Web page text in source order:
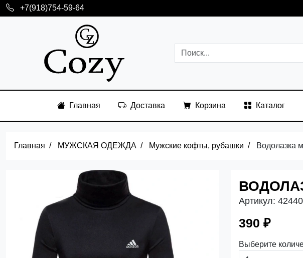
+7(918)754-59-64
Главная Доставка Корзина Каталог
Главная МУЖСКАЯ ОДЕЖДА Мужские кофты, рубашки Водолазка
Артикул: 42440
390 ₽
Выберите